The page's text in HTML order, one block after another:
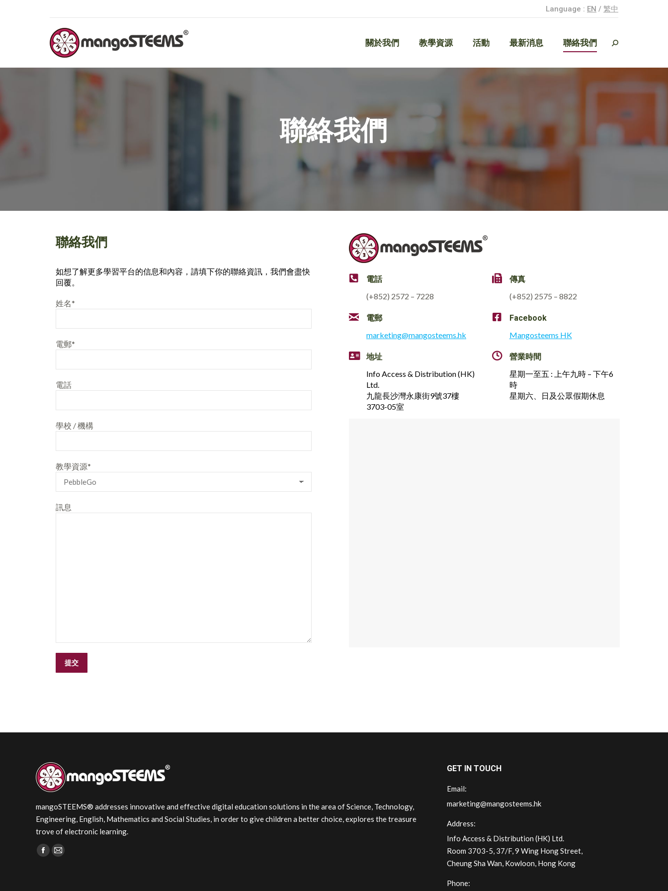
Language : EN / 繁中
關於我們 教學資源 活動 最新消息 聯絡我們 Search:
聯絡我們
聯絡我們
如想了解更多學習平台的信息和內容， 請填下你的聯絡資訊，我們會盡快
回覆。
姓名*
電郵*
電話
學校 / 機構
教學資源*
訊息
電話
(+852) 2572 – 7228
傳真
(+852) 2575 – 8822
電郵
marketing@mangosteems.hk
Facebook
Mangosteems HK
地址
Info Access & Distribution (HK)
Ltd.
九龍長沙灣永康街9號37樓
3703-05室
營業時間
星期一至五 : 上午九時 – 下午6
時
星期六、日及公眾假期休息
mangoSTEEMS® addresses innovative and effective digital education solutions in the area of Science, Technology,
Engineering, English, Mathematics and Social Studies, in order to give children a better choice, explores the treasure
trove of electronic learning.
Find us on:
Facebook
Mail
GET IN TOUCH
Email:
marketing@mangosteems.hk
Address:
Info Access & Distribution (HK) Ltd.
Room 3703-5, 37/F, 9 Wing Hong Street,
Cheung Sha Wan, Kowloon, Hong Kong
Phone:
關於我們 教學資源 活動 最新消息 聯絡我們